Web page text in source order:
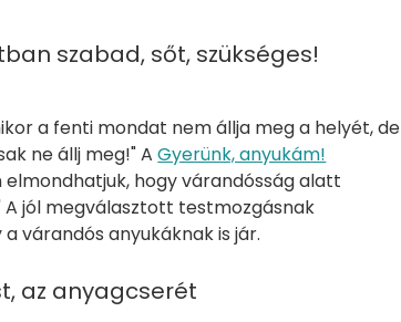
szabad, sőt, szükséges!
a fenti mondat nem állja meg a helyét, de
ne állj meg!" AGyerünk, anyukám!
hogy várandósság alatt
A jól megválasztott testmozgásnak
várandós anyukáknak is jár.
az anyagcserét